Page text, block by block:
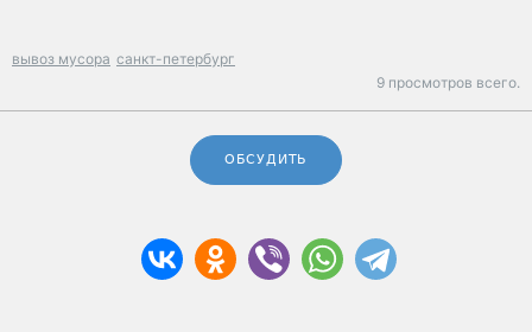
вывоз мусора санкт-петербург
9 просмотров всего.
ОБСУДИТЬ